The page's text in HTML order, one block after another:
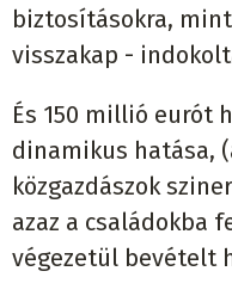
biztosításokra,
visszakap -
És 150 millió eurót
dinamikus hatása,
közgazdászok
azaz a családokba
végezetül bevételt